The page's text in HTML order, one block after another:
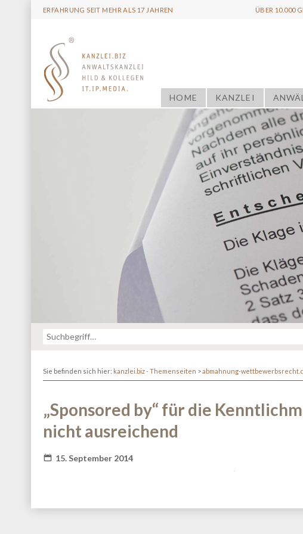
ERFAHRUNG SEIT MEHR ALS 17 JAHREN ÜBER 10.000
HOME KANZLEI
Sie befinden sich hier: kanzlei.biz - Themenseiten > abmahnung-
„Sponsored by“ für die
nicht ausreichend
15. September 2014
: Redefinition of parameter $_ in